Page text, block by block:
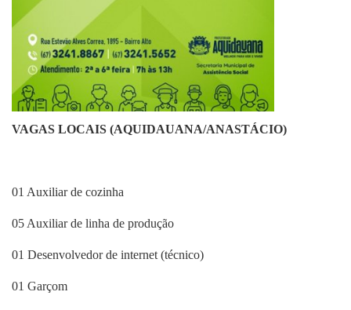
VAGAS LOCAIS (AQUIDAUANA/ANASTÁCIO)
01 Auxiliar de cozinha
05 Auxiliar de linha de produção
01 Desenvolvedor de internet (técnico)
01 Garçom